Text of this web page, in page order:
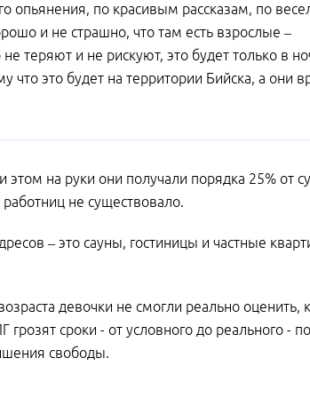
опьянения, по красивым рассказам, по
и не страшно, что там есть взрослые –
теряют и не рискуют, это будет только в
что это будет на территории Бийска, а они
на руки они получали порядка 25% от
работниц не существовало.
– это сауны, гостиницы и частные
девочки не смогли реально оценить,
сроки - от условного до реального -
свободы.